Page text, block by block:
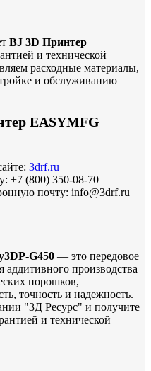
BJ 3D Принтер
и технической
расходные материалы,
и обслуживанию
EASYMFG
3drf.ru
+7 (800) 350-08-70
почту: info@3drf.ru
G450 — это передовое
производства
порошков,
точность и надежность.
"3Д Ресурс" и получите
и технической